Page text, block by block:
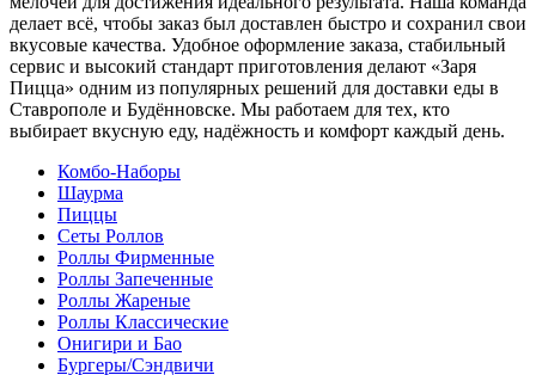
делает всё, чтобы заказ был доставлен быстро и сохранил свои
вкусовые качества. Удобное оформление заказа, стабильный
сервис и высокий стандарт приготовления делают «Заря
Пицца» одним из популярных решений для доставки еды в
Ставрополе и Будённовске. Мы работаем для тех, кто
выбирает вкусную еду, надёжность и комфорт каждый день.
Комбо-Наборы
Шаурма
Пиццы
Сеты Роллов
Роллы Фирменные
Роллы Запеченные
Роллы Жареные
Роллы Классические
Онигири и Бао
Бургеры/Сэндвичи